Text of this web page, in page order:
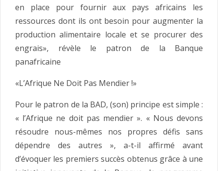
en place pour fournir aux pays africains les
ressources dont ils ont besoin pour augmenter la
production alimentaire locale et se procurer des
engrais», révèle le patron de la Banque
panafricaine
«L’Afrique Ne Doit Pas Mendier !»
Pour le patron de la BAD, (son) principe est simple :
« l’Afrique ne doit pas mendier ». « Nous devons
résoudre nous-mêmes nos propres défis sans
dépendre des autres », a-t-il affirmé avant
d’évoquer les premiers succès obtenus grâce à une